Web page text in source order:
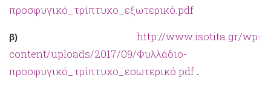
προσφυγικό_τρίπτυχο_εξωτερικό.pdf
β) http://www.isotita.gr/wp-
content/uploads/2017/09/Φυλλάδιο-
προσφυγικό_τρίπτυχο_εσωτερικό.pdf .